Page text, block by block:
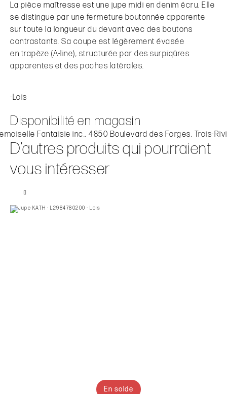
La pièce maîtresse est une jupe midi en denim écru. Elle
se distingue par une fermeture boutonnée apparente
sur toute la longueur du devant avec des boutons
contrastants. Sa coupe est légèrement évasée
en trapèze (A-line), structurée par des surpiqûres
apparentes et des poches latérales.
-Lois
Disponibilité en magasin
Fantaisie inc., 4850 Boulevard des Forges, Trois-
D'autres produits qui pourraient
vous intéresser
En solde